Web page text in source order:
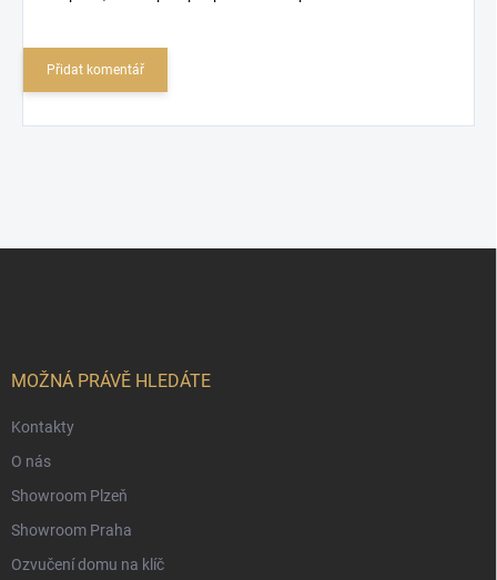
Přidat komentář
MOŽNÁ PRÁVĚ HLEDÁTE
Kontakty
O nás
Showroom Plzeň
Showroom Praha
Ozvučení domu na klíč